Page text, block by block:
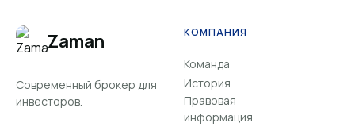
Zaman
Современный брокер для
инвесторов.
КОМПАНИЯ
Команда
История
Правовая
информация